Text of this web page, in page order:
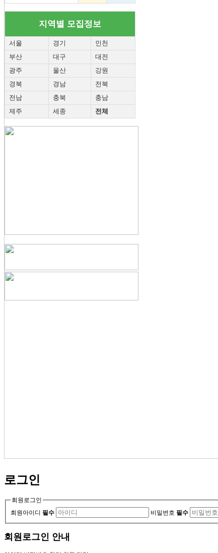
지역별 모집정보
서울 경기
인천
부산
대구
대전
광주
울산
강원
경북
경남
전북
전남
충북
충남
제주
세종 전체
로그인
회원로그인
회원아이디 필수 비밀번호 필수
회원로그인 안내